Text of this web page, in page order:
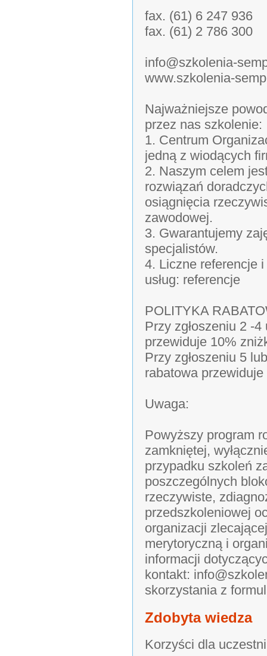
fax. (61) 6 247 936
fax. (61) 2 786 300
info@szkolenia-
www.szkolenia-
Najważniejsze
przez nas szkolenie:
1. Centrum
jedną z wiodących
2. Naszym celem
rozwiązań
osiągnięcia
zawodowej.
3. Gwarantujemy
specjalistów.
4. Liczne referencje
usług: referencje
POLITYKA
Przy zgłoszeniu 2 -
przewiduje 10%
Przy zgłoszeniu 5
rabatowa
Uwaga:
Powyższy program
zamkniętej,
przypadku szkoleń
poszczególnych
rzeczywiste,
przedszkoleniowej
organizacji
merytoryczną i
informacji
kontakt:
skorzystania z
Zdobyta wiedza
Korzyści dla